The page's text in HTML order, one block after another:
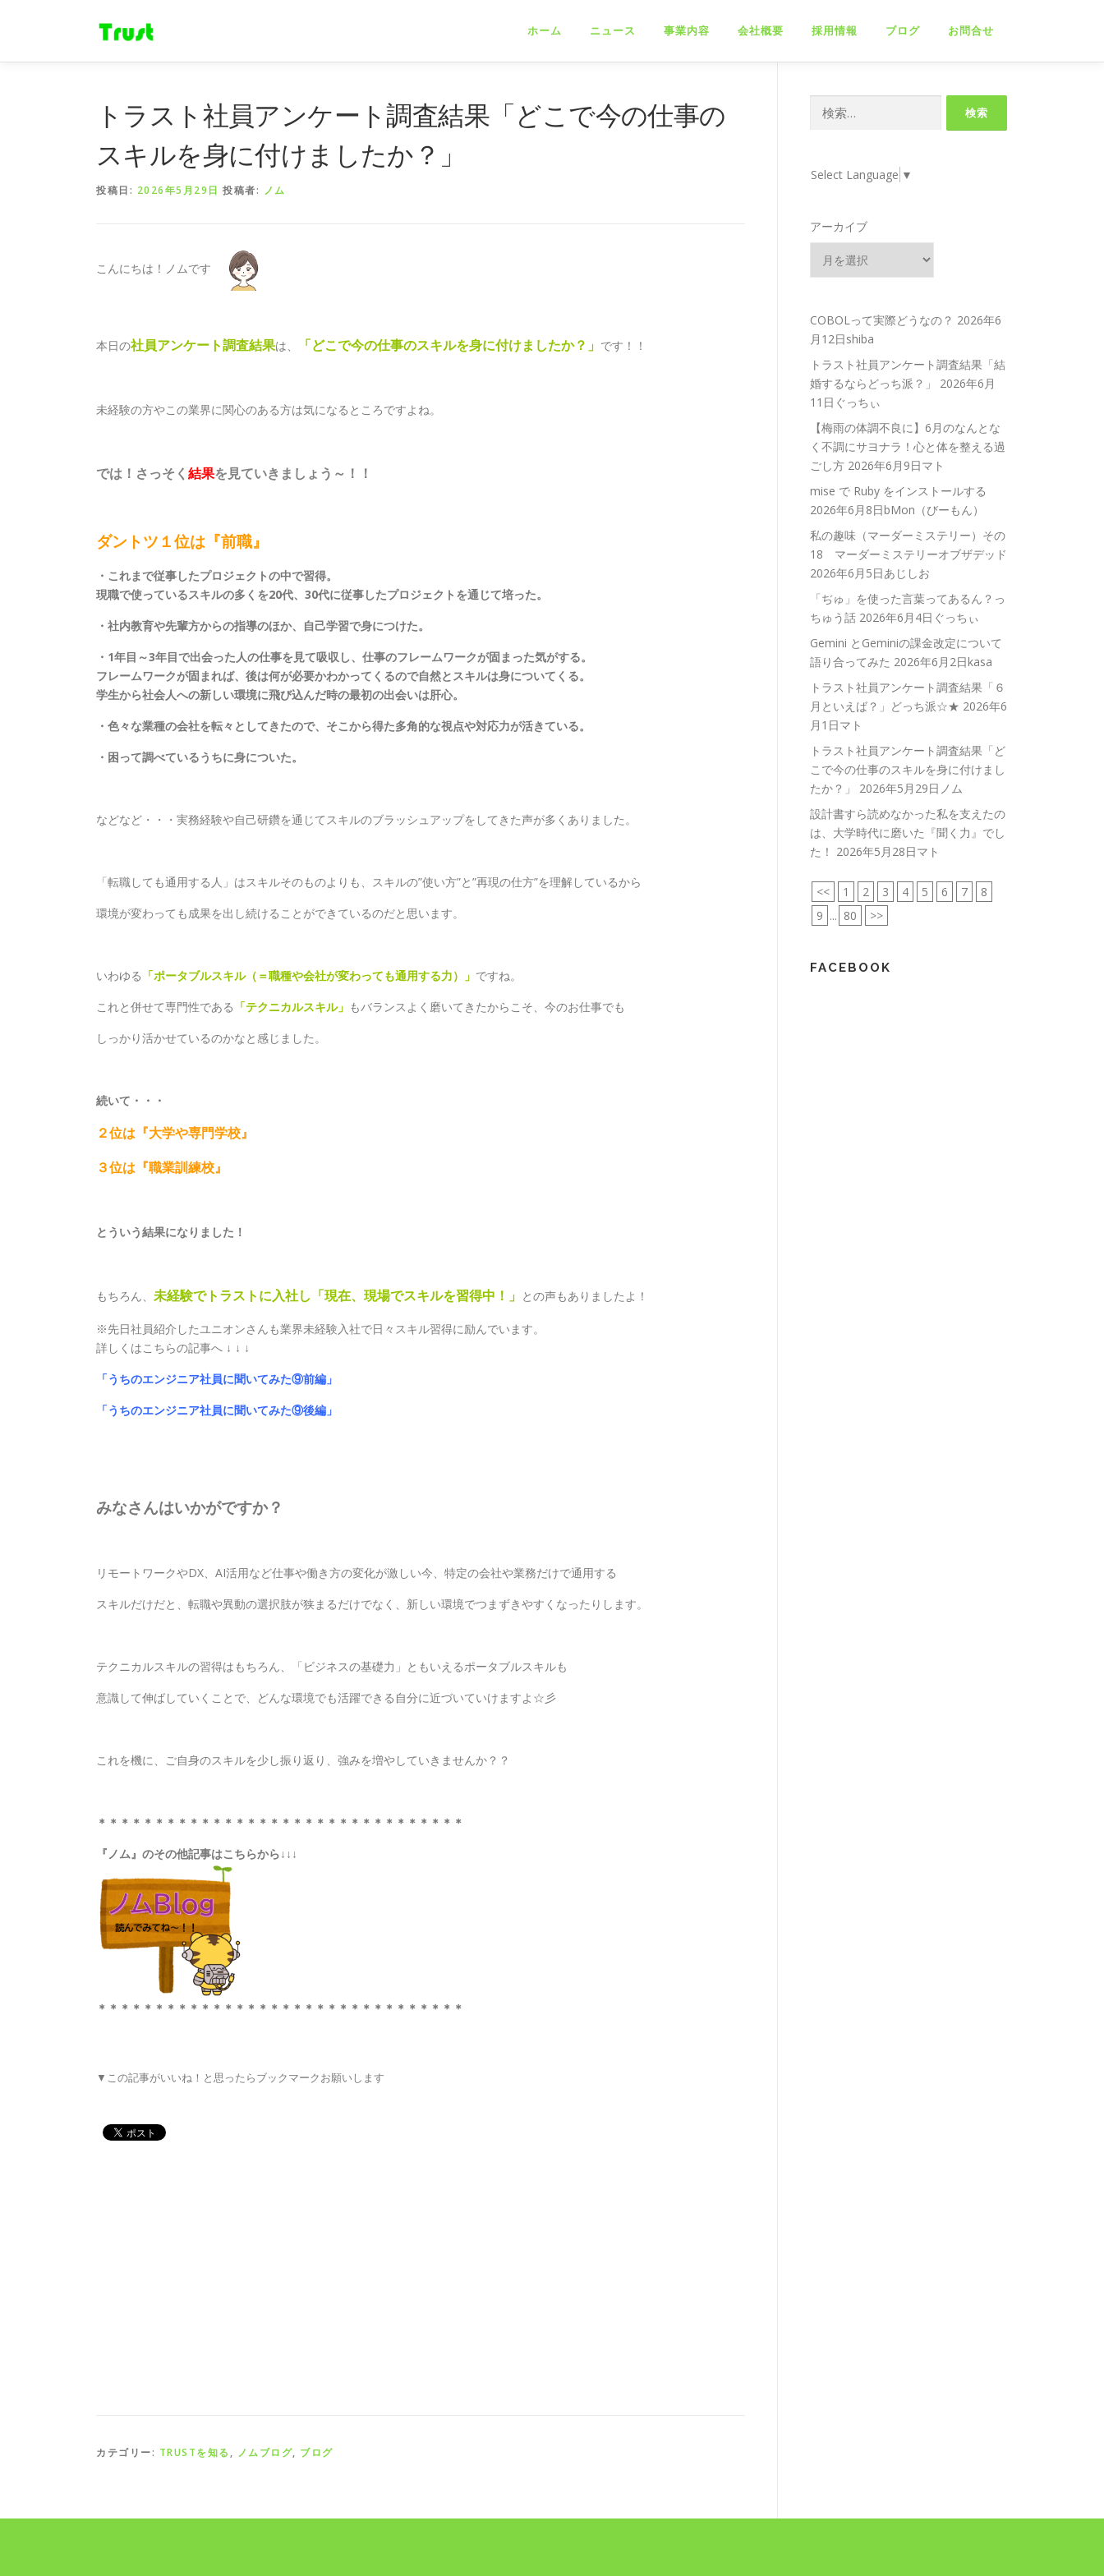
ン
ホーム ニュース 事業内容 会社概要 採用情報 ブログ お問合せ
トラスト社員アンケート調査結果「どこで今の仕事の
スキルを身に付けましたか？」
投稿日: 2026年5月29日 投稿者: ノム
こんにちは！ノムです
本日の社員アンケート調査結果は、 「どこで今の仕事のスキルを身に付けましたか？」 です！！
未経験の方やこの業界に関心のある方は気になるところですよね。
では！さっそく 結果を見ていきましょう～！！
ダントツ１位は『前職』
・これまで従事したプロジェクトの中で習得。
現職で使っているスキルの多くを20代、30代に従事したプロジェクトを通じて培った。
・社内教育や先輩方からの指導のほか、自己学習で身につけた。
・1年目～3年目で出会った人の仕事を見て吸収し、仕事のフレームワークが固まった気がする。
フレームワークが固まれば、後は何が必要かわかってくるので自然とスキルは身についてくる。
学生から社会人への新しい環境に飛び込んだ時の最初の出会いは肝心。
・色々な業種の会社を転々としてきたので、そこから得た多角的な視点や対応力が活きている。
・困って調べているうちに身についた。
などなど・・・実務経験や自己研鑽を通じてスキルのブラッシュアップをしてきた声が多くありました。
「転職しても通用する人」はスキルそのものよりも、スキルの”使い方”と”再現の仕方”を理解しているから
環境が変わっても成果を出し続けることができているのだと思います。
いわゆる 「ポータブルスキル（＝職種や会社が変わっても通用する力）」 ですね。
これと併せて専門性である 「テクニカルスキル」 もバランスよく磨いてきたからこそ、今のお仕事でも
しっかり活かせているのかなと感じました。
続いて・・・
２位は『大学や専門学校』
３位は『職業訓練校』
とういう結果になりました！
もちろん、 未経験でトラストに入社し「現在、現場でスキルを習得中！」 との声もありましたよ！
※先日社員紹介したユニオンさんも業界未経験入社で日々スキル習得に励んでいます。
詳しくはこちらの記事へ ↓ ↓ ↓
「うちのエンジニア社員に聞いてみた⑨前編」
「うちのエンジニア社員に聞いてみた⑨後編」
みなさんはいかがですか？
リモートワークやDX、AI活用など仕事や働き方の変化が激しい今、特定の会社や業務だけで通用する
スキルだけだと、転職や異動の選択肢が狭まるだけでなく、新しい環境でつまずきやすくなったりします。
テクニカルスキルの習得はもちろん、「ビジネスの基礎力」ともいえるポータブルスキルも
意識して伸ばしていくことで、どんな環境でも活躍できる自分に近づいていけますよ☆彡
これを機に、ご自身のスキルを少し振り返り、強みを増やしていきませんか？？
＊＊＊＊＊＊＊＊＊＊＊＊＊＊＊＊＊＊＊＊＊＊＊＊＊＊＊＊＊＊＊＊
『ノム』のその他記事はこちらから↓↓↓
＊＊＊＊＊＊＊＊＊＊＊＊＊＊＊＊＊＊＊＊＊＊＊＊＊＊＊＊＊＊＊＊
▼この記事がいいね！と思ったらブックマークお願いします
カテゴリー: TRUSTを知る , ノムブログ, ブログ
Select Language ▼
アーカイブ
COBOLって実際どうなの？ 2026年6
月12日shiba
トラスト社員アンケート調査結果「結
婚するならどっち派？」
2026年6月
11日ぐっちぃ
【梅雨の体調不良に】6月のなんとな
く不調にサヨナラ！心と体を整える過
ごし方 2026年6月9日マト
mise で Ruby をインストールする
2026年6月8日bMon（びーもん）
私の趣味（マーダーミステリー）その
18 マーダーミステリーオブザデッド
2026年6月5日あじしお
「ぢゅ」を使った言葉ってあるん？っ
ちゅう話 2026年6月4日ぐっちぃ
Gemini とGeminiの課金改定について
語り合ってみた 2026年6月2日kasa
トラスト社員アンケート調査結果「６
月といえば？」どっち派☆★ 2026年6
月1日マト
トラスト社員アンケート調査結果「ど
こで今の仕事のスキルを身に付けまし
たか？」
2026年5月29日ノム
設計書すら読めなかった私を支えたの
は、大学時代に磨いた『聞く力』でし
た！ 2026年5月28日マト
<< 1 2 3 4 5 6 7
8
9 ... 80 >>
FACEBOOK